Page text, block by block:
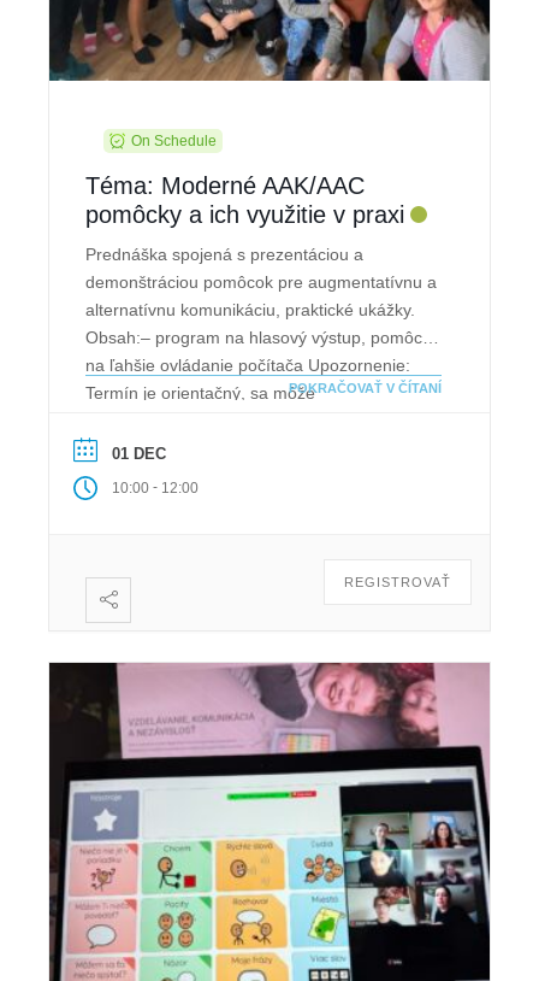
On Schedule
Téma: Moderné AAK/AAC
pomôcky a ich využitie v praxi
Prednáška spojená s prezentáciou a
demonštráciou pomôcok pre augmentatívnu a
alternatívnu komunikáciu, praktické ukážky.
Obsah:– program na hlasový výstup, pomôcky
na ľahšie ovládanie počítača Upozornenie:
Termín je orientačný, sa môže
“Poznámke” zdôvodniť, prečo máte záujem o
prednášku. Následne Vás budeme
kontaktovať.
POKRAČOVAŤ V ČÍTANÍ
01 DEC
10:00 - 12:00
REGISTROVAŤ